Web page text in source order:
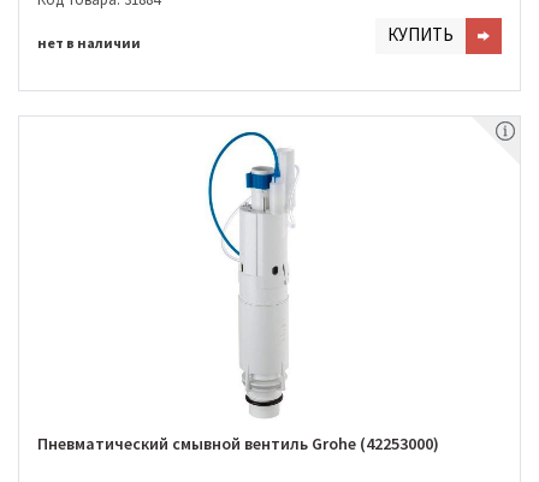
нет в наличии КУПИТЬ
Пневматический смывной вентиль Grohe (42253000)